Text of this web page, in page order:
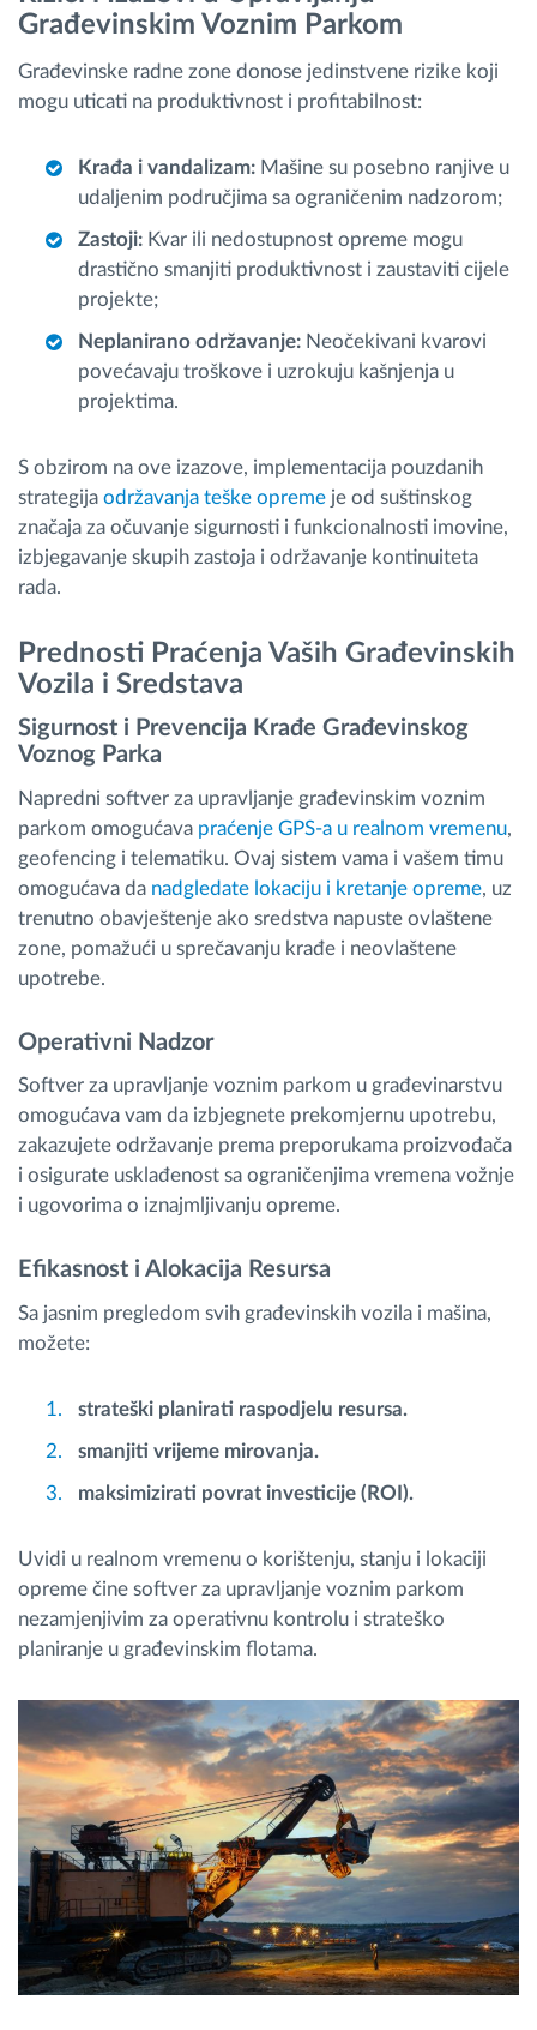
Građevinskim Voznim Parkom
Građevinske radne zone donose jedinstvene rizike koji
mogu uticati na produktivnost i profitabilnost:
Krađa i vandalizam: Mašine su posebno ranjive u
udaljenim područjima sa ograničenim nadzorom;
Zastoji: Kvar ili nedostupnost opreme mogu
drastično smanjiti produktivnost i zaustaviti cijele
projekte;
Neplanirano održavanje: Neočekivani kvarovi
povećavaju troškove i uzrokuju kašnjenja u
projektima.
S obzirom na ove izazove, implementacija pouzdanih
strategija održavanja teške opreme je od suštinskog
značaja za očuvanje sigurnosti i funkcionalnosti imovine,
izbjegavanje skupih zastoja i održavanje kontinuiteta
rada.
Prednosti Praćenja Vaših Građevinskih
Vozila i Sredstava
Sigurnost i Prevencija Krađe Građevinskog
Voznog Parka
Napredni softver za upravljanje građevinskim voznim
parkom omogućava praćenje GPS-a u realnom vremenu,
geofencing i telematiku. Ovaj sistem vama i vašem timu
omogućava da nadgledate lokaciju i kretanje opreme, uz
trenutno obavještenje ako sredstva napuste ovlaštene
zone, pomažući u sprečavanju krađe i neovlaštene
upotrebe.
Operativni Nadzor
Softver za upravljanje voznim parkom u građevinarstvu
omogućava vam da izbjegnete prekomjernu upotrebu,
zakazujete održavanje prema preporukama proizvođača
i osigurate usklađenost sa ograničenjima vremena vožnje
i ugovorima o iznajmljivanju opreme.
Efikasnost i Alokacija Resursa
Sa jasnim pregledom svih građevinskih vozila i mašina,
možete:
strateški planirati raspodjelu resursa.
smanjiti vrijeme mirovanja.
maksimizirati povrat investicije (ROI).
Uvidi u realnom vremenu o korištenju, stanju i lokaciji
opreme čine softver za upravljanje voznim parkom
nezamjenjivim za operativnu kontrolu i strateško
planiranje u građevinskim flotama.